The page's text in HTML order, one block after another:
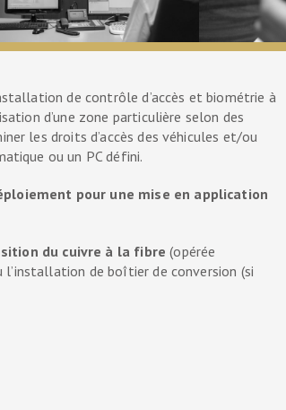
de contrôle d’accès et biométrie à
d’une zone particulière selon des
les droits d’accès des véhicules et/ou
ou un PC défini.
pour une mise en application
du cuivre à la fibre (opérée
de boîtier de conversion (si